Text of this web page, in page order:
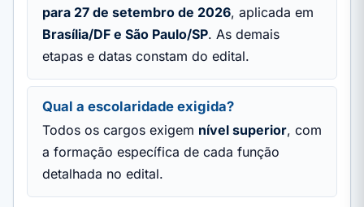
para 27 de setembro de 2026, aplicada em
Brasília/DF e São Paulo/SP. As demais
etapas e datas constam do edital.
Qual a escolaridade exigida?
Todos os cargos exigem nível superior, com
a formação específica de cada função
detalhada no edital.